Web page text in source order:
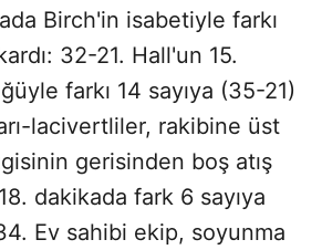
Birch'in isabetiyle farkı
32-21. Hall'un 15.
farkı 14 sayıya (35-21)
lacivertliler, rakibine üst
gerisinden boş atış
dakikada fark 6 sayıya
Ev sahibi ekip, soyunma